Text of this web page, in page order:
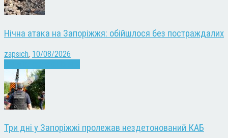
Нічна атака на Запоріжжя: обійшлося без постраждалих
zapsich, 10/08/2026
Три дні у Запоріжжі пролежав нездетонований КАБ